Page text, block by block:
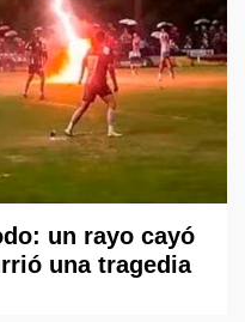
un rayo cayó
una tragedia